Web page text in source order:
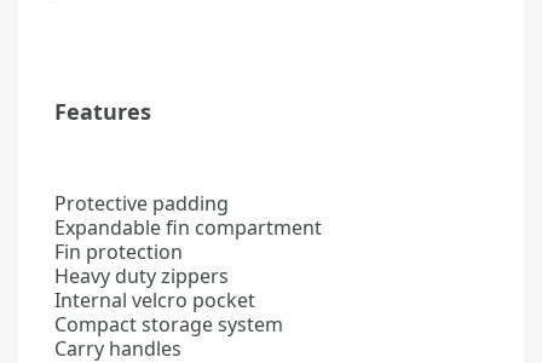
Features
Protective padding
Expandable fin compartment
Fin protection
Heavy duty zippers
Internal velcro pocket
Compact storage system
Carry handles